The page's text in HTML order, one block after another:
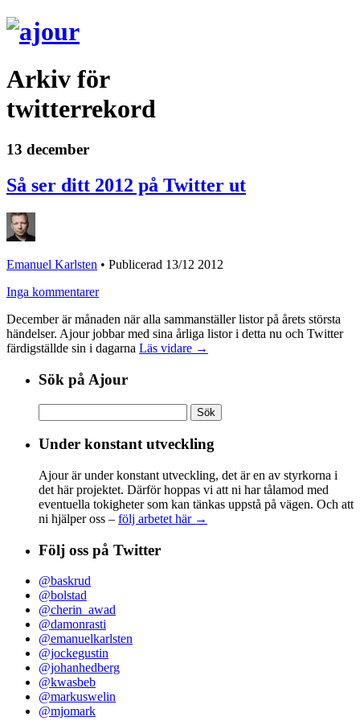
Arkiv för
twitterrekord
13 december
Så ser ditt 2012 på Twitter ut
Emanuel Karlsten • Publicerad 13/12 2012
Inga kommentarer
December är månaden när alla sammanställer listor på årets största
händelser. Ajour jobbar med sina årliga listor i detta nu och Twitter
färdigställde sin i dagarna Läs vidare →
Sök på Ajour
efter:
Under konstant utveckling
Ajour är under konstant utveckling, det är en av styrkorna i
det här projektet. Därför hoppas vi att ni har tålamod med
eventuella tokigheter som kan tänkas uppstå på vägen. Och att
ni hjälper oss – följ arbetet här →
Följ oss på Twitter
@baskrud
@bolstad
@cherin_awad
@damonrasti
@emanuelkarlsten
@jockegustin
@johanhedberg
@kwasbeb
@markuswelin
@mjomark